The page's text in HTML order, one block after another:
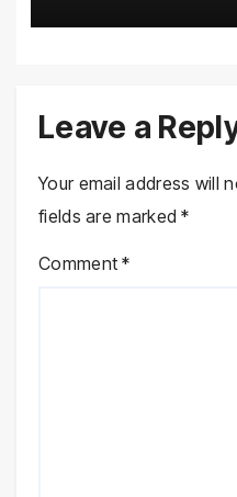
Leave a
Your email address will
fields are marked*
Comment*